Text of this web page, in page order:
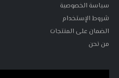
سياسة الخصوصية
شروط الإستخدام
الضمان على المنتجات
من نحن